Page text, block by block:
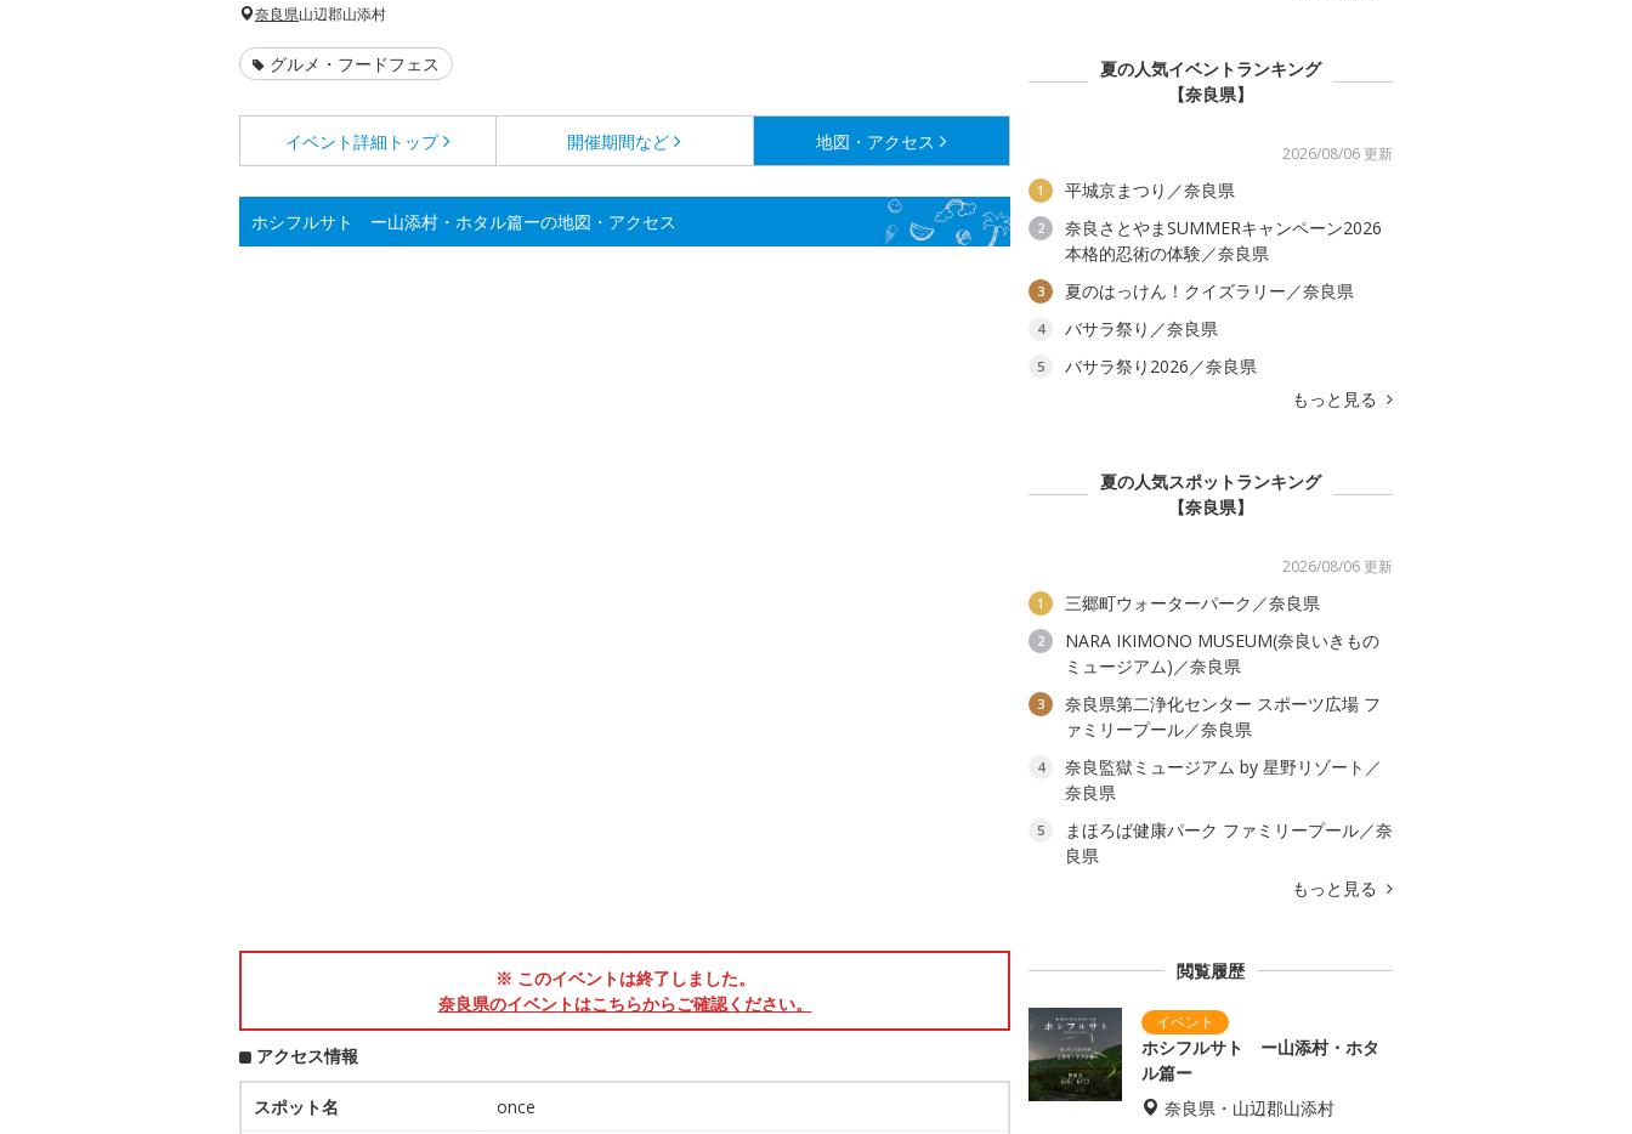
奈良県山辺郡山添村
グルメ・フードフェス
イベント詳細 トップ 開催期間など 地図・アクセス
ホシフルサト ー山添村・ホタル篇ーの地図・アクセス
※ このイベントは終了しました。
奈良県のイベントはこちらからご確認ください。
アクセス情報
スポット名 once
夏の人気イベントランキング
【奈良県】
2026/08/06 更新
1 平城京まつり／奈良県
2
奈良さとやまSUMMERキャンペーン2026
本格的忍術の体験／奈良県
3 夏のはっけん！クイズラリー／奈良県
4 バサラ祭り／奈良県
5
バサラ祭り2026／奈良県
もっと見る
夏の人気スポットランキング
【奈良県】
2026/08/06 更新
1 三郷町ウォーターパーク／奈良県
2
NARA IKIMONO MUSEUM(奈良いきもの
ミュージアム)／奈良県
3
奈良県第二浄化センター スポーツ広場 フ
ァミリープール／奈良県
4
奈良監獄ミュージアム by 星野リゾート／
奈良県
5
まほろば健康パーク ファミリープール／奈
良県
もっと見る
閲覧履歴
ホシフルサト ー山添村・ホタ
ル篇ー
奈良県・山辺郡山添村